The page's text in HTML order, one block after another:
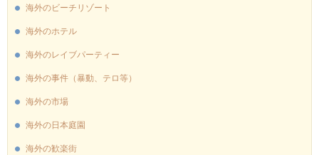
海外のビーチリゾート
海外のホテル
海外のレイブパーティー
海外の事件（暴動、テロ等）
海外の市場
海外の日本庭園
海外の歓楽街